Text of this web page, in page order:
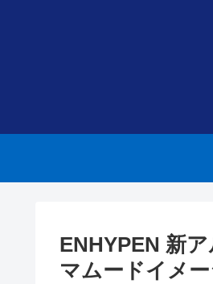
ENHYPEN 新
マムードイメ